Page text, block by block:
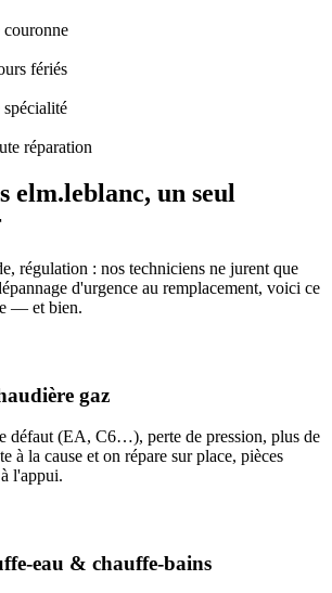
couronne
fériés
réparation
elm.leblanc, un seul
régulation : nos techniciens ne jurent que
d'urgence au remplacement, voici ce
— et bien.
gaz
défaut (EA, C6…), perte de pression, plus de
à la cause et on répare sur place, pièces
l'appui.
eau & chauffe-bains